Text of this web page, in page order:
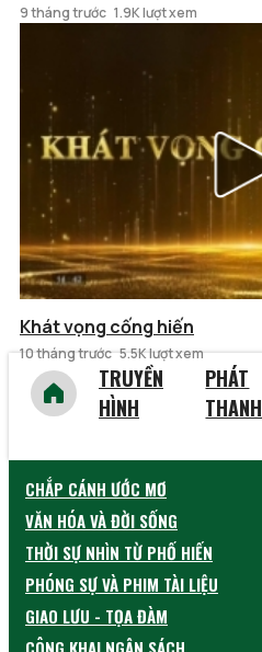
9 tháng trước 1.9K lượt xem
Khát vọng cống hiến
10 tháng trước 5.5K lượt xem
TRUYỀN
HÌNH
PHÁT
THANH
CHẮP CÁNH ƯỚC MƠ
VĂN HÓA VÀ ĐỜI SỐNG
THỜI SỰ NHÌN TỪ PHỐ HIẾN
PHÓNG SỰ VÀ PHIM TÀI LIỆU
GIAO LƯU - TỌA ĐÀM